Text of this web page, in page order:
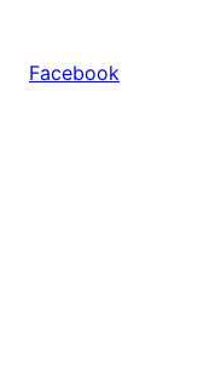
Facebook